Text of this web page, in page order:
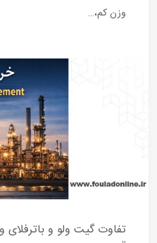
وزن کم،…
تفاوت گیت ولو و باترفلای